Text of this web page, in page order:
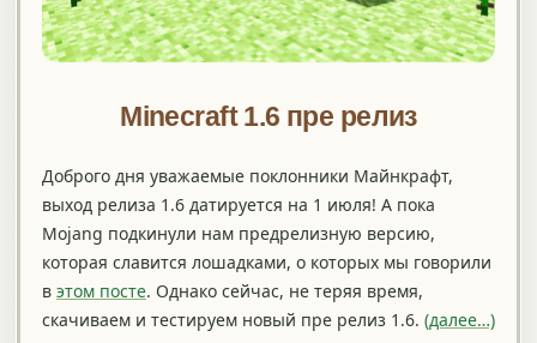
Minecraft 1.6 пре релиз
Доброго дня уважаемые поклонники Майнкрафт,
выход релиза 1.6 датируется на 1 июля! А пока
Mojang подкинули нам предрелизную версию,
которая славится лошадками, о которых мы говорили
в этом посте. Однако сейчас, не теряя время,
скачиваем и тестируем новый пре релиз 1.6. (далее…)